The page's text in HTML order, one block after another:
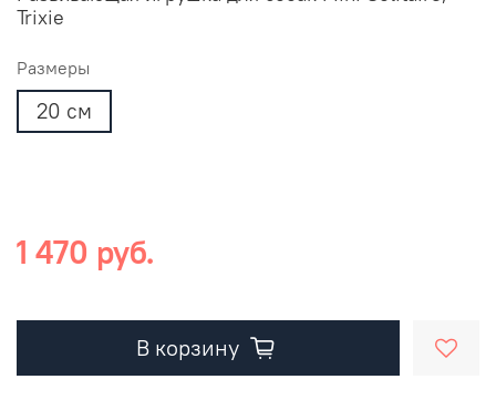
Trixie
Размеры
20 см
1 470 руб.
В корзину